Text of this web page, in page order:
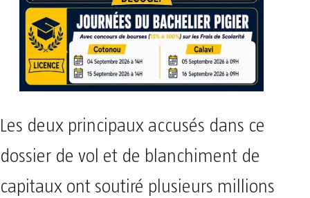
Les deux principaux accusés dans ce
dossier de vol et de blanchiment de
capitaux ont soutiré plusieurs millions